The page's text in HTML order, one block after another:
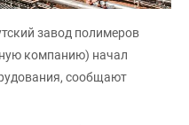
завод полимеров
компанию) начал
сообщают